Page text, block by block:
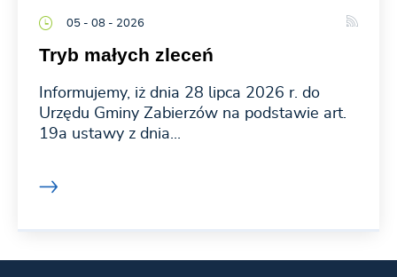
05 - 08 - 2026
Tryb małych zleceń
Informujemy, iż dnia 28 lipca 2026 r. do
Urzędu Gminy Zabierzów na podstawie art.
19a ustawy z dnia...